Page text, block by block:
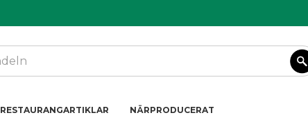
RESTAURANGARTIKLAR NÄRPRODUCERAT